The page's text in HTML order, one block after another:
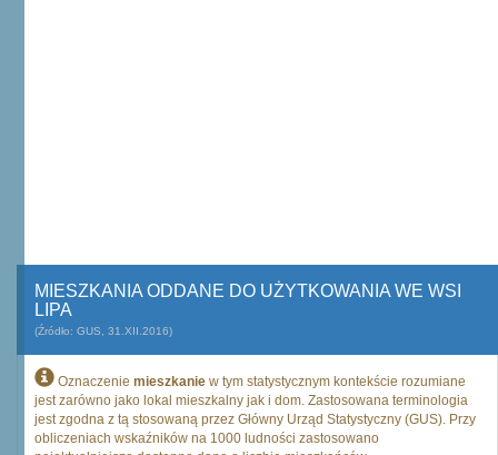
MIESZKANIA ODDANE DO UŻYTKOWANIA WE WSI
LIPA
(Źródło: GUS, 31.XII.2016)
Oznaczenie mieszkanie w tym statystycznym kontekście rozumiane
jest zarówno jako lokal mieszkalny jak i dom. Zastosowana terminologia
jest zgodna z tą stosowaną przez Główny Urząd Statystyczny (GUS). Przy
obliczeniach wskaźników na 1000 ludności zastosowano